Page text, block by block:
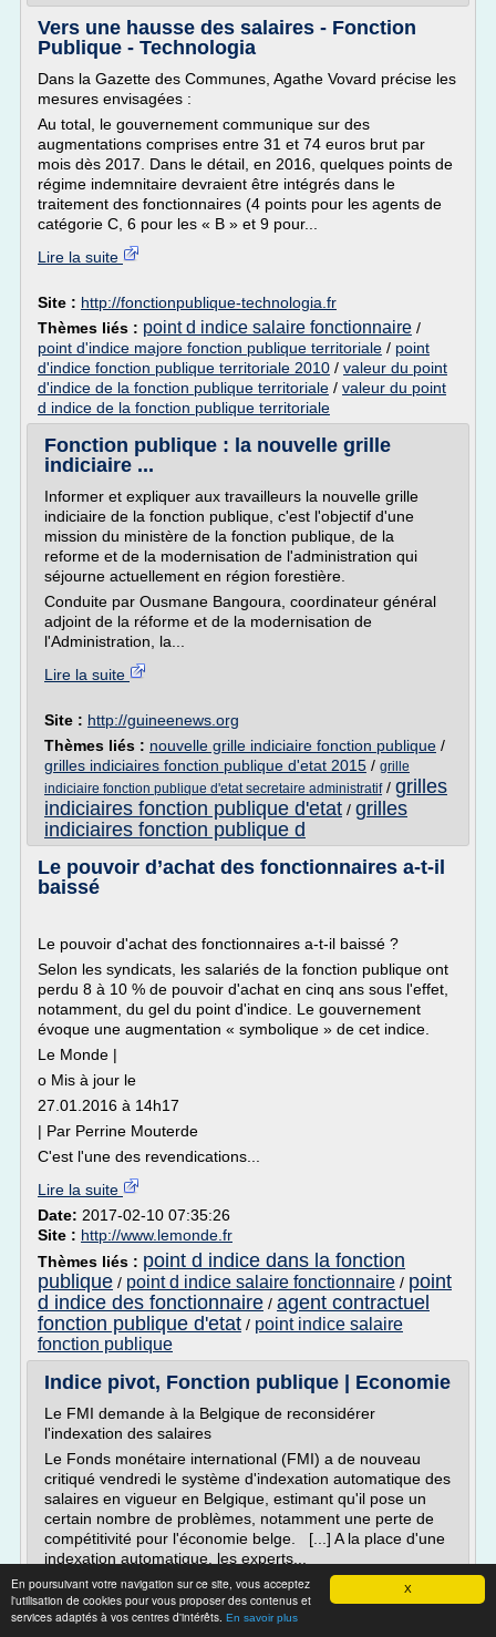
X
En poursuivant votre navigation sur ce site, vous acceptez
l'utilisation de cookies pour vous proposer des contenus et
services adaptés à vos centres d'intérêts. En savoir plus
Vers une hausse des salaires - Fonction
Publique - Technologia
Dans la Gazette des Communes, Agathe Vovard précise les
mesures envisagées :
Au total, le gouvernement communique sur des
augmentations comprises entre 31 et 74 euros brut par
mois dès 2017. Dans le détail, en 2016, quelques points de
régime indemnitaire devraient être intégrés dans le
traitement des fonctionnaires (4 points pour les agents de
catégorie C, 6 pour les « B » et 9 pour...
Lire la suite
Site : http://fonctionpublique-technologia.fr
Thèmes liés : point d indice salaire fonctionnaire /
point d'indice majore fonction publique territoriale / point
d'indice fonction publique territoriale 2010 / valeur du point
d'indice de la fonction publique territoriale / valeur du point
d indice de la fonction publique territoriale
Fonction publique : la nouvelle grille
indiciaire ...
Informer et expliquer aux travailleurs la nouvelle grille
indiciaire de la fonction publique, c'est l'objectif d'une
mission du ministère de la fonction publique, de la
reforme et de la modernisation de l'administration qui
séjourne actuellement en région forestière.
Conduite par Ousmane Bangoura, coordinateur général
adjoint de la réforme et de la modernisation de
l'Administration, la...
Lire la suite
Site : http://guineenews.org
Thèmes liés : nouvelle grille indiciaire fonction publique /
grilles indiciaires fonction publique d'etat 2015 / grille
indiciaire fonction publique d'etat secretaire administratif/ grilles
indiciaires fonction publique d'etat / grilles
indiciaires fonction publique d
Le pouvoir d’achat des fonctionnaires a-t-il
baissé
Le pouvoir d'achat des fonctionnaires a-t-il baissé ?
Selon les syndicats, les salariés de la fonction publique ont
perdu 8 à 10 % de pouvoir d'achat en cinq ans sous l'effet,
notamment, du gel du point d'indice. Le gouvernement
évoque une augmentation « symbolique » de cet indice.
Le Monde |
o Mis à jour le
27.01.2016 à 14h17
| Par Perrine Mouterde
C'est l'une des revendications...
Lire la suite
Date: 2017-02-10 07:35:26
Site : http://www.lemonde.fr
Thèmes liés : point d indice dans la fonction
publique / point d indice salaire fonctionnaire / point
d indice des fonctionnaire / agent contractuel
fonction publique d'etat / point indice salaire
fonction publique
Indice pivot, Fonction publique | Economie
Le FMI demande à la Belgique de reconsidérer
l'indexation des salaires
Le Fonds monétaire international (FMI) a de nouveau
critiqué vendredi le système d'indexation automatique des
salaires en vigueur en Belgique, estimant qu'il pose un
certain nombre de problèmes, notamment une perte de
compétitivité pour l'économie belge. [...] A la place d'une
indexation automatique, les experts...
Lire la suite